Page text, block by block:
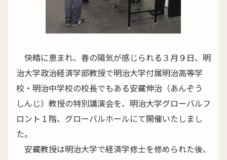
快晴に恵まれ、春の陽気が感じられる３月９日、明
治大学政治経済学部教授で明治大学付属明治高等学
校・明治中学校の校長でもある安藏伸治（あんぞう
しんじ）教授の特別講演会を、明治大学グローバルフ
ロント１階、グローバルホールにて開催いたしまし
た。
安藏教授は明治大学で経済学修士を修められた後、